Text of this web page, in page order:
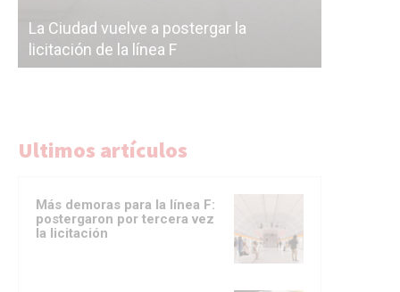
La Ciudad vuelve a postergar la
licitación de la línea F
Ultimos artículos
Más demoras para la línea F:
postergaron por tercera vez
la licitación